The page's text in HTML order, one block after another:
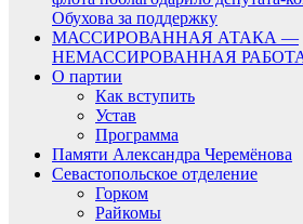
Обухова за поддержку
МАССИРОВАННАЯ АТАКА —
НЕМАССИРОВАННАЯ
О партии
Как вступить
Устав
Программа
Памяти Александра Черемёнова
Севастопольское отделение
Горком
Райкомы